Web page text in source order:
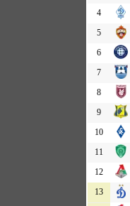
4
5
6
7
8
9
10
11
12
13